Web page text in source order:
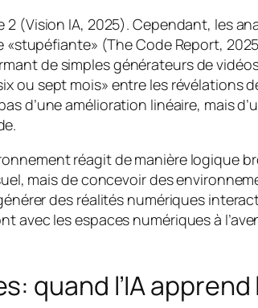
2 (Vision IA, 2025). Cependant, les
(The Code Report,
de simples générateurs de
ou sept mois» entre les révélations
d’une amélioration linéaire, mais
réagit de manière logique
mais de concevoir des
des réalités numériques
les espaces numériques à
quand l’IA